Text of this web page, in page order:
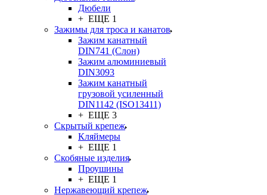
Дюбели
+ ЕЩЕ 1
Зажимы для троса и канатов
Зажим канатный
DIN741 (Cлон)
Зажим алюминиевый
DIN3093
Зажим канатный
грузовой усиленный
DIN1142 (ISO13411)
+ ЕЩЕ 3
Скрытый крепеж
Кляймеры
+ ЕЩЕ 1
Скобяные изделия
Проушины
+ ЕЩЕ 1
Нержавеющий крепеж